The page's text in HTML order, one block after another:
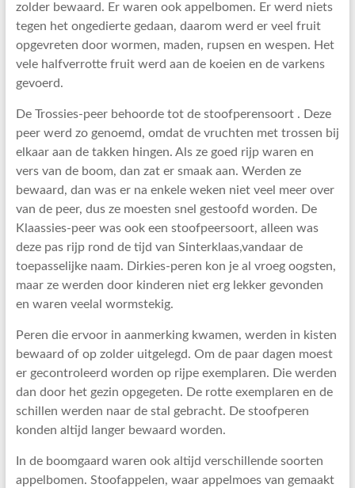
zolder bewaard. Er waren ook appelbomen. Er werd niets
tegen het ongedierte gedaan, daarom werd er veel fruit
opgevreten door wormen, maden, rupsen en wespen. Het
vele halfverrotte fruit werd aan de koeien en de varkens
gevoerd.
De Trossies-peer behoorde tot de stoofperensoort . Deze
peer werd zo genoemd, omdat de vruchten met trossen bij
elkaar aan de takken hingen. Als ze goed rijp waren en
vers van de boom, dan zat er smaak aan. Werden ze
bewaard, dan was er na enkele weken niet veel meer over
van de peer, dus ze moesten snel gestoofd worden. De
Klaassies-peer was ook een stoofpeersoort, alleen was
deze pas rijp rond de tijd van Sinterklaas,vandaar de
toepasselijke naam. Dirkies-peren kon je al vroeg oogsten,
maar ze werden door kinderen niet erg lekker gevonden
en waren veelal wormstekig.
Peren die ervoor in aanmerking kwamen, werden in kisten
bewaard of op zolder uitgelegd. Om de paar dagen moest
er gecontroleerd worden op rijpe exemplaren. Die werden
dan door het gezin opgegeten. De rotte exemplaren en de
schillen werden naar de stal gebracht. De stoofperen
konden altijd langer bewaard worden.
In de boomgaard waren ook altijd verschillende soorten
appelbomen. Stoofappelen, waar appelmoes van gemaakt